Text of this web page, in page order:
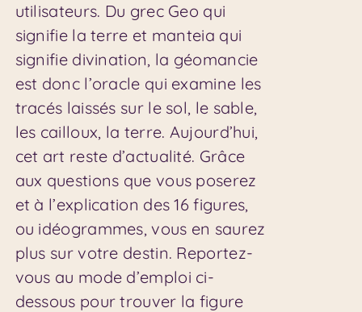
utilisateurs. Du grec Geo qui
signifie la terre et manteia qui
signifie divination, la géomancie
est donc l’oracle qui examine les
tracés laissés sur le sol, le sable,
les cailloux, la terre. Aujourd’hui,
cet art reste d’actualité. Grâce
aux questions que vous poserez
et à l’explication des 16 figures,
ou idéogrammes, vous en saurez
plus sur votre destin. Reportez-
vous au mode d’emploi ci-
dessous pour trouver la figure